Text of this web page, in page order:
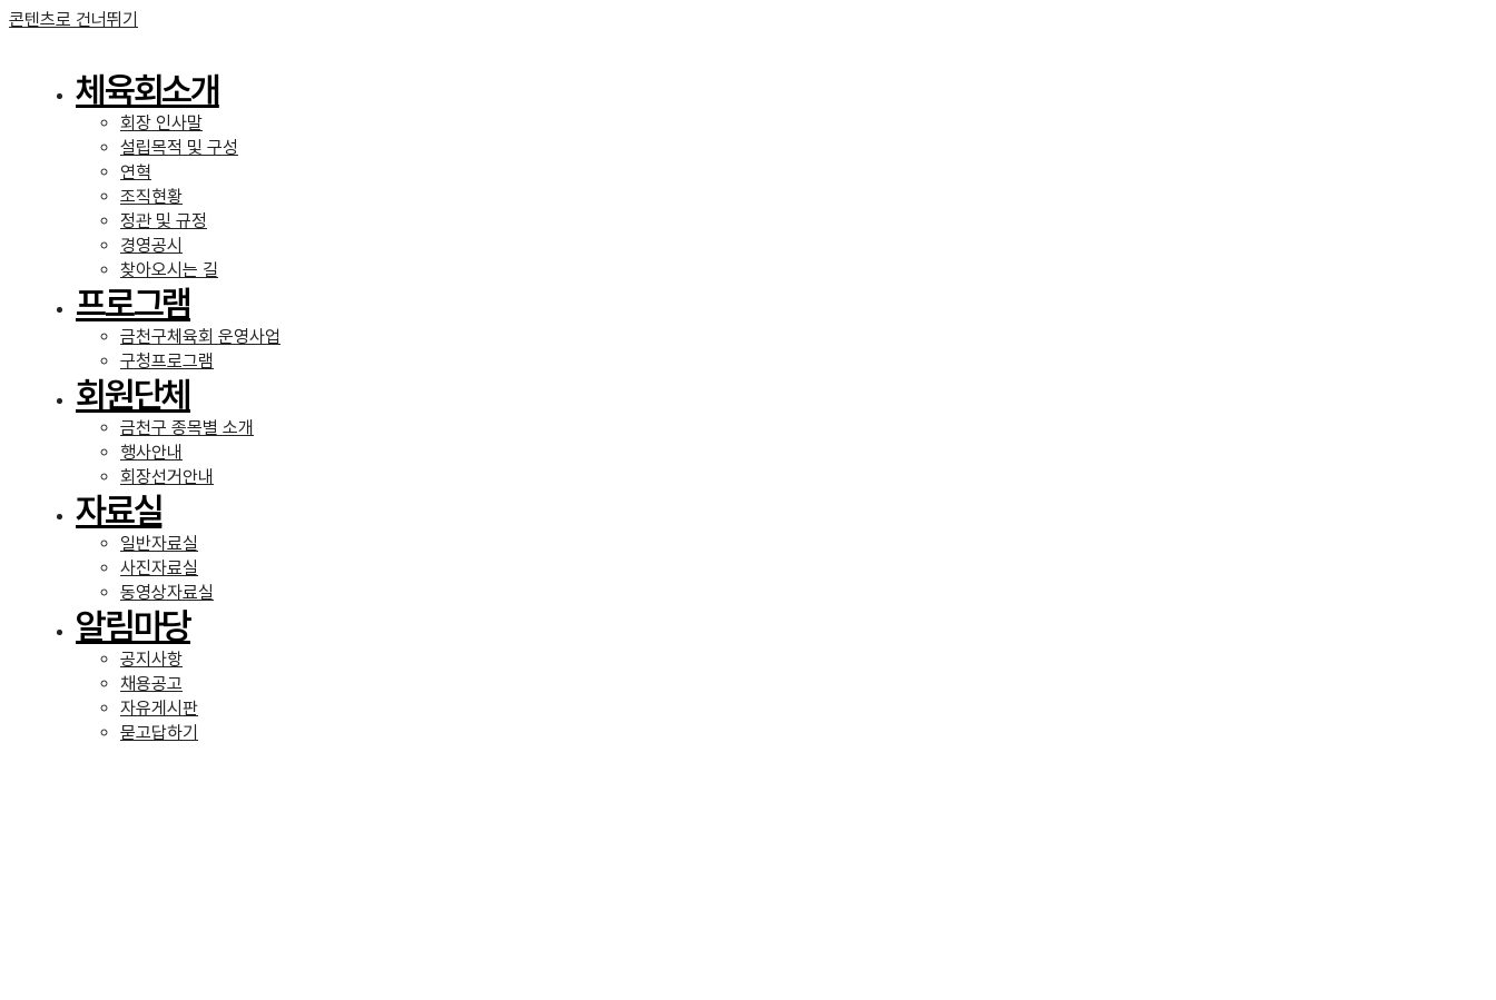
콘텐츠로 건너뛰기
체육회소개
회장 인사말
설립목적 및 구성
연혁
조직현황
정관 및 규정
경영공시
찾아오시는 길
프로그램
금천구체육회 운영사업
구청프로그램
회원단체
금천구 종목별 소개
행사안내
회장선거안내
자료실
일반자료실
사진자료실
동영상자료실
알림마당
공지사항
채용공고
자유게시판
묻고답하기